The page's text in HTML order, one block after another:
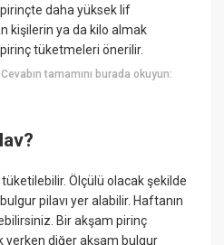
daha yüksek lif
kişilerin ya da kilo almak
tüketmeleri önerilir.
Cevabın tamamını burada okuyun:
Ölçülü olacak şekilde
pilavı yer alabilir. Haftanın
Bir akşam pirinç
yerken diğer akşam bulgur